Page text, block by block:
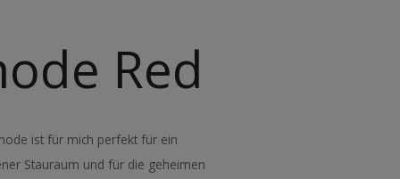
Red
ist für mich perfekt für ein
Stauraum und für die geheimen